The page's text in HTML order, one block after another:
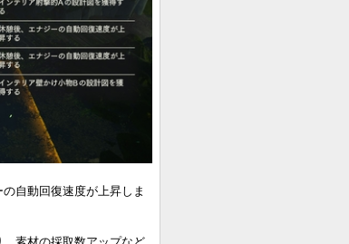
自動回復速度が上昇しま